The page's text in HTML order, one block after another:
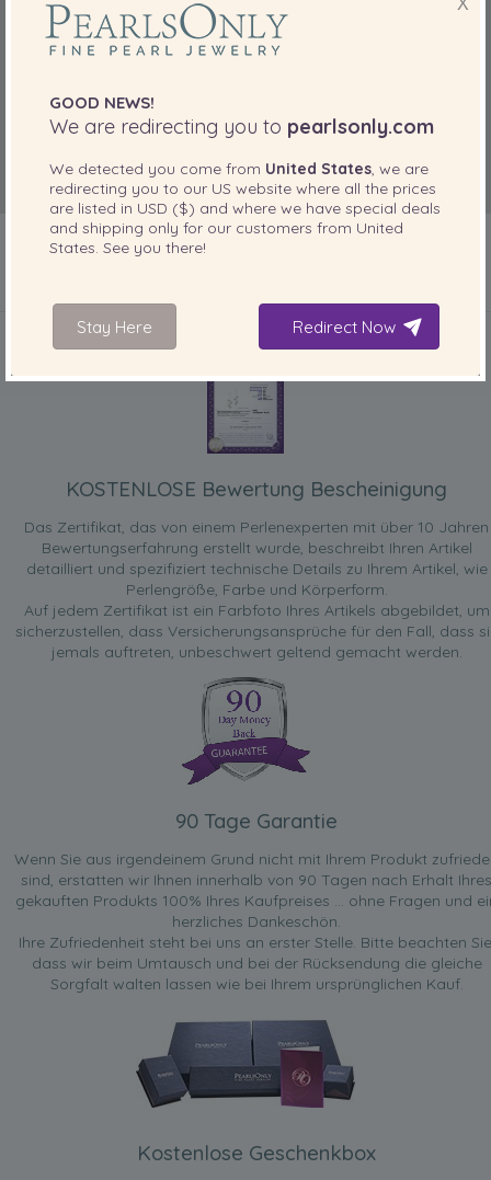
IN IHREM PRODUKT ENTHALTEN
KOSTENLOSE Bewertung Bescheinigung
Das Zertifikat, das von einem Perlenexperten mit über 10 Jahren
Bewertungserfahrung erstellt wurde, beschreibt Ihren Artikel
detailliert und spezifiziert technische Details zu Ihrem Artikel, wie
Perlengröße, Farbe und Körperform.
Auf jedem Zertifikat ist ein Farbfoto Ihres Artikels abgebildet, um
sicherzustellen, dass Versicherungsansprüche für den Fall, dass
jemals auftreten, unbeschwert geltend gemacht werden.
90 Tage Garantie
Wenn Sie aus irgendeinem Grund nicht mit Ihrem Produkt
sind, erstatten wir Ihnen innerhalb von 90 Tagen nach Erhalt Ihres
gekauften Produkts 100% Ihres Kaufpreises ... ohne Fragen und
herzliches Dankeschön.
Ihre Zufriedenheit steht bei uns an erster Stelle. Bitte beachten
dass wir beim Umtausch und bei der Rücksendung die gleiche
Sorgfalt walten lassen wie bei Ihrem ursprünglichen Kauf.
Kostenlose Geschenkbox
GOOD NEWS!
We are redirecting you to pearlsonly.com
We detected you come from United States , we are
redirecting you to our US website where all the prices
are listed in USD ($) and where we have special deals
and shipping only for our customers from United
States . See you there!
Stay Here Redirect Now